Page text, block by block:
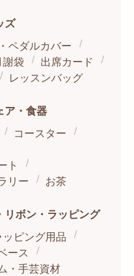
ズ
ペダルカバー
謝袋
出席カード
レッスンバッグ
ア・食器
コースター
ト
リー
お茶
ボン・ラッピング
ッピング用品
ース
・手芸資材